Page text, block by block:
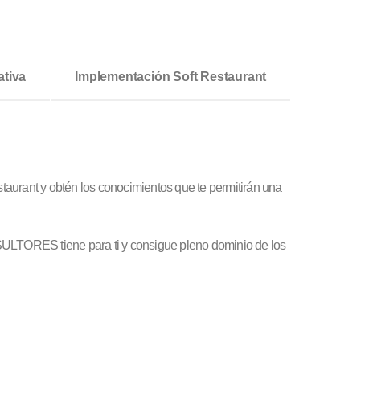
Implementación Soft Restaurant
y obtén los conocimientos que te permitirán una
tiene para ti y consigue pleno dominio de los